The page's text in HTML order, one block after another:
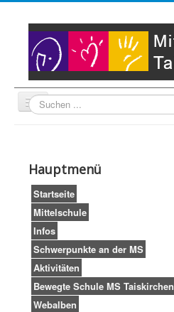
Suche
Impressum
Hauptmenü
Startseite
Mittelschule
Infos
Schwerpunkte an der MS
Aktivitäten
Bewegte Schule MS Taiskirchen
Webalben